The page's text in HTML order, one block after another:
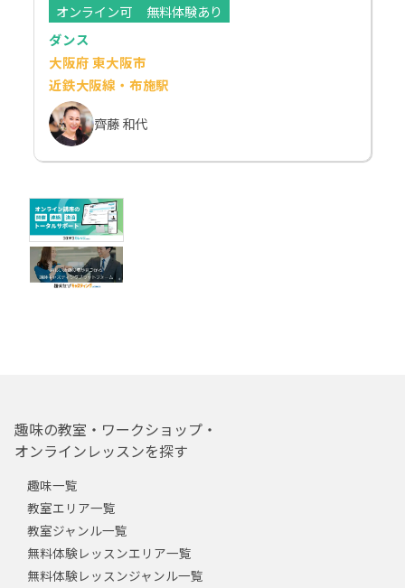
オンライン可
無料体験あり
ダンス
大阪府 東大阪市
近鉄大阪線・布施駅
齊藤 和代
趣味の教室・ワークショップ・
オンラインレッスンを探す
趣味一覧
教室エリア一覧
教室ジャンル一覧
無料体験レッスンエリア一覧
無料体験レッスンジャンル一覧